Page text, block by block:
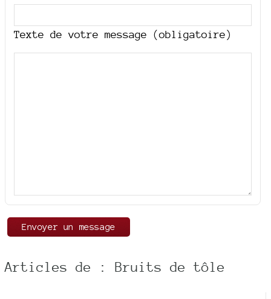
Texte de votre message (obligatoire)
Articles de : Bruits de tôle